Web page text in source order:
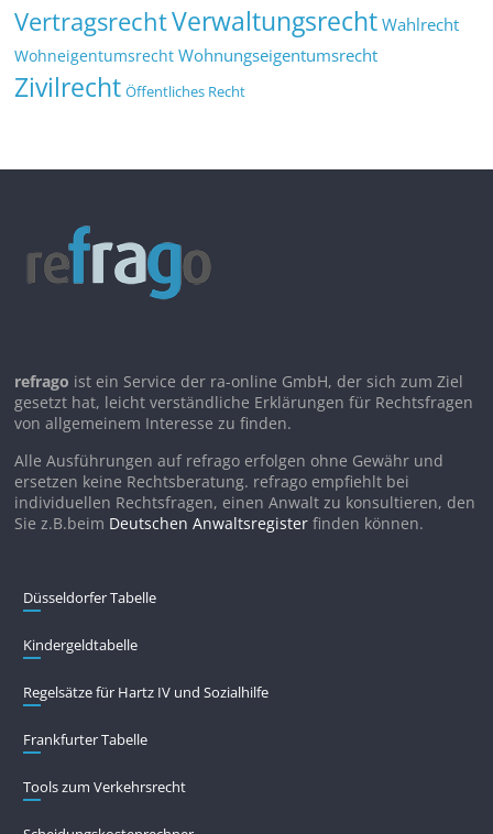
VertragsrechtVerwaltungsrecht Wahlrecht
Wohneigentumsrecht Wohnungseigentumsrecht
Zivilrecht Öffentliches Recht
refrago ist ein Service der ra-online GmbH, der sich zum Ziel
gesetzt hat, leicht verständliche Erklärungen für Rechtsfragen
von allgemeinem Interesse zu finden.
Alle Ausführungen auf refrago erfolgen ohne Gewähr und
ersetzen keine Rechtsberatung. refrago empfiehlt bei
individuellen Rechtsfragen, einen Anwalt zu konsultieren, den
Sie z.B.beim Deutschen Anwaltsregister finden können.
Düsseldorfer Tabelle
Kindergeldtabelle
Regelsätze für Hartz IV und Sozialhilfe
Frankfurter Tabelle
Tools zum Verkehrsrecht